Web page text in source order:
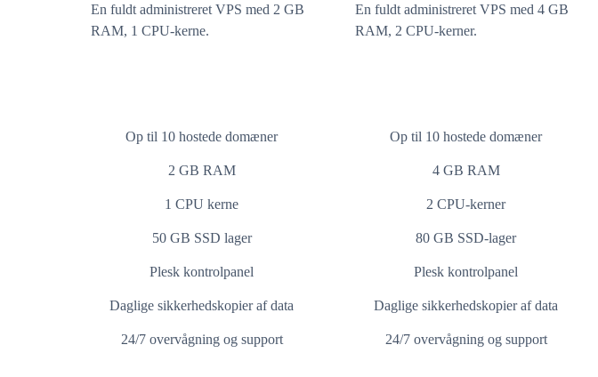
En fuldt administreret VPS med 2 GB
RAM, 1 CPU-kerne.
Op til 10 hostede domæner
2 GB RAM
1 CPU kerne
50 GB SSD lager
Plesk kontrolpanel
Daglige sikkerhedskopier af data
24/7 overvågning og support
En fuldt administreret VPS med 4 GB
RAM, 2 CPU-kerner.
Op til 10 hostede domæner
4 GB RAM
2 CPU-kerner
80 GB SSD-lager
Plesk kontrolpanel
Daglige sikkerhedskopier af data
24/7 overvågning og support